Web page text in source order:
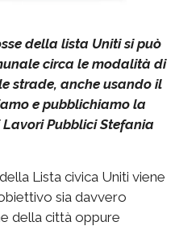
della lista Uniti si può
circa le modalità di
strade, anche usando il
e pubblichiamo la
Pubblici Stefania
Lista civica Uniti viene
sia davvero
della città oppure